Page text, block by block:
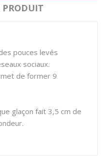
pouces levés
sociaux.
de former 9
glaçon fait 3,5 cm de